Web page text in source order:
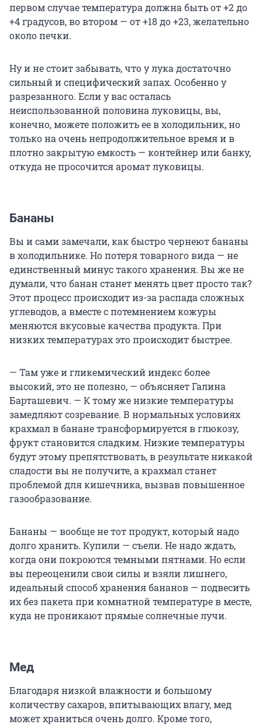
первом случае температура должна быть от +2 до
+4 градусов, во втором — от +18 до +23, желательно
около печки.
Ну и не стоит забывать, что у лука достаточно
сильный и специфический запах. Особенно у
разрезанного. Если у вас осталась
неиспользованной половина луковицы, вы,
конечно, можете положить ее в холодильник, но
только на очень непродолжительное время и в
плотно закрытую емкость — контейнер или банку,
откуда не просочится аромат луковицы.
Бананы
Вы и сами замечали, как быстро чернеют бананы
в холодильнике. Но потеря товарного вида — не
единственный минус такого хранения. Вы же не
думали, что банан станет менять цвет просто так?
Этот процесс происходит из-за распада сложных
углеводов, а вместе с потемнением кожуры
меняются вкусовые качества продукта. При
низких температурах это происходит быстрее.
— Там уже и гликемический индекс более
высокий, это не полезно, — объясняет Галина
Барташевич. — К тому же низкие температуры
замедляют созревание. В нормальных условиях
крахмал в банане трансформируется в глюкозу,
фрукт становится сладким. Низкие температуры
будут этому препятствовать, в результате никакой
сладости вы не получите, а крахмал станет
проблемой для кишечника, вызвав повышенное
газообразование.
Бананы — вообще не тот продукт, который надо
долго хранить. Купили — съели. Не надо ждать,
когда они покроются темными пятнами. Но если
вы переоценили свои силы и взяли лишнего,
идеальный способ хранения бананов — подвесить
их без пакета при комнатной температуре в месте,
куда не проникают прямые солнечные лучи.
Мед
Благодаря низкой влажности и большому
количеству сахаров, впитывающих влагу, мед
может храниться очень долго. Кроме того,